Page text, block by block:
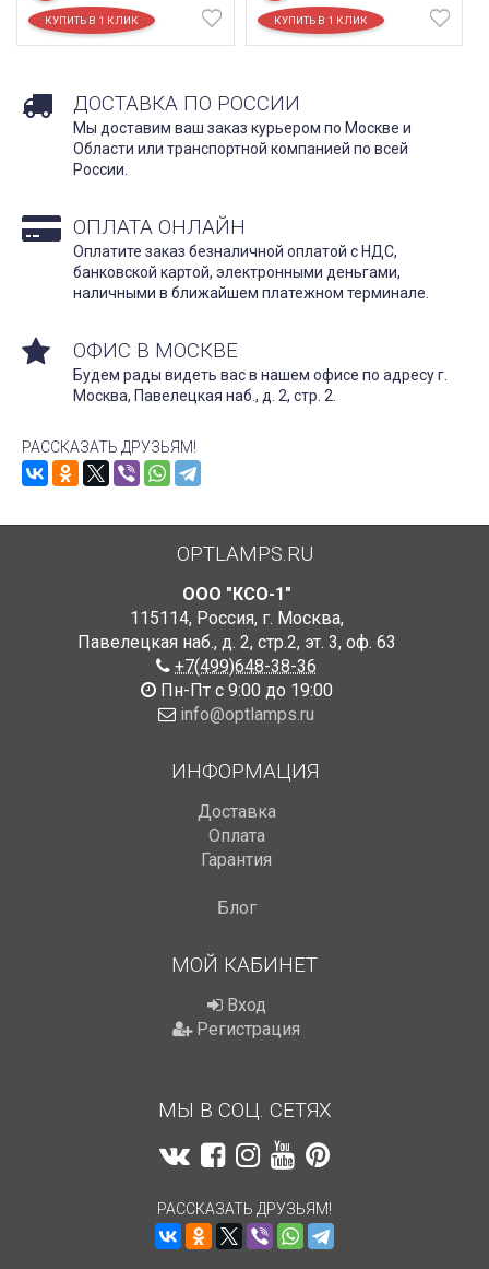
ДОСТАВКА ПО РОССИИ
Мы доставим ваш заказ курьером по Москве и
Области или транспортной компанией по всей
России.
ОПЛАТА ОНЛАЙН
Оплатите заказ безналичной оплатой с НДС,
банковской картой, электронными деньгами,
наличными в ближайшем платежном терминале.
ОФИС В МОСКВЕ
Будем рады видеть вас в нашем офисе по адресу г.
Москва, Павелецкая наб., д. 2, стр. 2.
РАССКАЗАТЬ ДРУЗЬЯМ!
OPTLAMPS.RU
ООО "КСО-1"
115114, Россия, г. Москва,
Павелецкая наб., д. 2, стр.2, эт. 3, оф. 63
+7(499)648-38-36
Пн-Пт с 9:00 до 19:00
info@optlamps.ru
ИНФОРМАЦИЯ
Доставка
Оплата
Гарантия
Блог
МОЙ КАБИНЕТ
Вход
Регистрация
МЫ В СОЦ. СЕТЯХ
РАССКАЗАТЬ ДРУЗЬЯМ!